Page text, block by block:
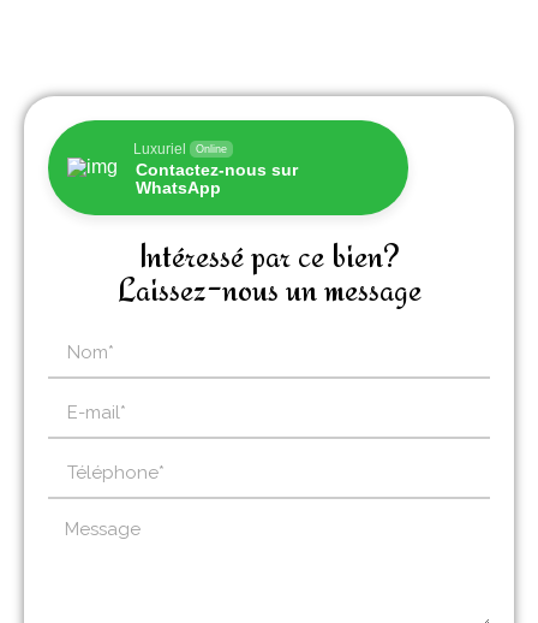
Luxuriel Online
Contactez-nous sur
WhatsApp
Intéressé par ce bien?
Laissez-nous un message